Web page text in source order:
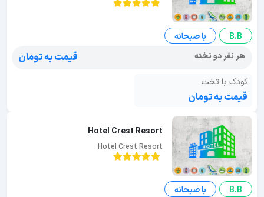
B.B
با صبحانه
هر نفر دو تخته
قیمت به تومان
کودک با تخت
قیمت به تومان
Hotel Crest Resort
Hotel Crest Resort
B.B
با صبحانه